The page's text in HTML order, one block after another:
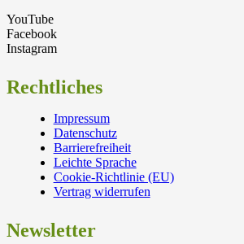
YouTube
Facebook
Instagram
Rechtliches
Impressum
Datenschutz
Barrierefreiheit
Leichte Sprache
Cookie-Richtlinie (EU)
Vertrag widerrufen
Newsletter